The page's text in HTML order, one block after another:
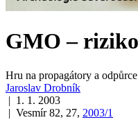
GMO –
Hru na propagátory a
Jaroslav Drobník
| 1. 1. 2003
| Vesmír 82, 27, 2003/1